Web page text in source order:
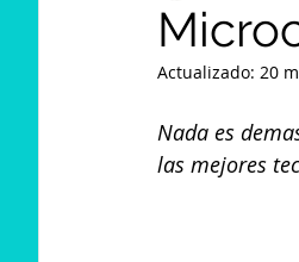
Actualizado: 20
Nada es
las mejores